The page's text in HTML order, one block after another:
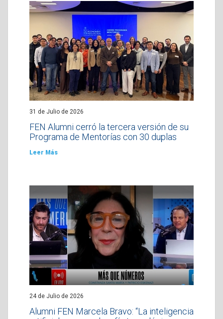
31 de Julio de 2026
FEN Alumni cerró la tercera versión de su
Programa de Mentorías con 30 duplas
Leer Más
24 de Julio de 2026
Alumni FEN Marcela Bravo: “La inteligencia